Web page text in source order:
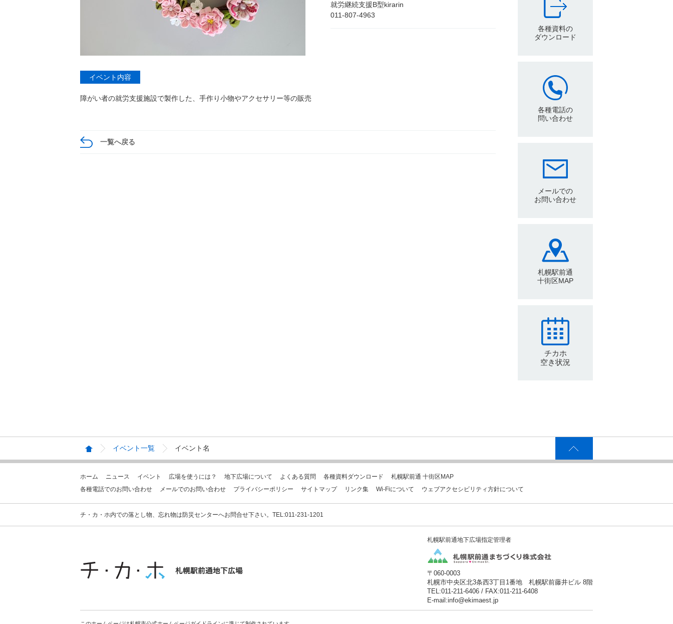
就労継続支援B型kirarin
011-807-4963
イベント内容
障がい者の就労支援施設で製作した、手作り小物やアクセサリー等の販売
一覧へ戻る
各種資料の
ダウンロード
各種電話の
問い合わせ
メールでの
お問い合わせ
札幌駅前通
十街区MAP
チカホ
空き状況
イベント一覧 イベント名
ホーム ニュース イベント 広場を使うには？ 地下広場について よくある質問 各種資料ダウンロード
札幌駅前通 十街区MAP
各種電話でのお問い合わせ
メールでのお問い合わせ プライバシーポリシー サイトマップ リンク集 Wi-Fiについて ウェブアクセシビリティ方針について
チ・カ・ホ内での落とし物、忘れ物は防災センターへお問合せ下さい。TEL:011-231-1201
札幌駅前通地下広場指定管理者
〒060-0003
札幌市中央区北3条西3丁目1番地 札幌駅前藤井ビル 8階
TEL:011-211-6406 / FAX:011-211-6408
E-mail:info@ekimaest.jp